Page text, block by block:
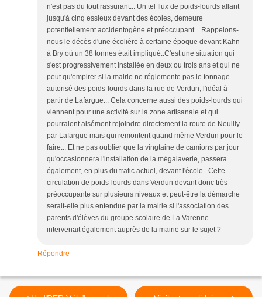
n'est pas du tout rassurant... Un tel flux de poids-lourds allant
jusqu'à cinq essieux devant des écoles, demeure
potentiellement accidentogène et préoccupant... Rappelons-
nous le décès d'une écolière à certaine époque devant Kahn
à Bry où un 38 tonnes était impliqué..C'est une situation qui
s'est progressivement installée en deux ou trois ans et qui ne
peut qu'empirer si la mairie ne réglemente pas le tonnage
autorisé des poids-lourds dans la rue de Verdun, l'idéal à
partir de Lafargue... Cela concerne aussi des poids-lourds qui
viennent pour une activité sur la zone artisanale et qui
pourraient aisément rejoindre directement la route de Neuilly
par Lafargue mais qui remontent quand même Verdun pour le
faire... Et ne pas oublier que la vingtaine de camions par jour
qu'occasionnera l'installation de la mégalaverie, passera
également, en plus du trafic actuel, devant l'école...Cette
circulation de poids-lourds dans Verdun devant donc très
préoccupante sur plusieurs niveaux et peut-être la démarche
serait-elle plus entendue par la mairie si l'association des
parents d'élèves du groupe scolaire de La Varenne
intervenait également auprès de la mairie sur le sujet ?
Répondre